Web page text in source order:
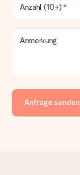
Anzahl (10+)
Anmerkung
Anfrage senden